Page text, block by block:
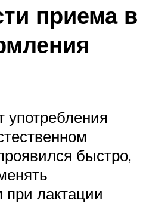
приема в
быстро,
лактации